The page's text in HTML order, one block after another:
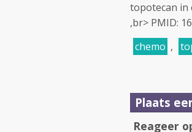
topotecan in
,br> PMID:
chemo ,
Plaats
Reageer